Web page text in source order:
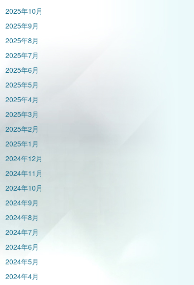
2025年10月
2025年9月
2025年8月
2025年7月
2025年6月
2025年5月
2025年4月
2025年3月
2025年2月
2025年1月
2024年12月
2024年11月
2024年10月
2024年9月
2024年8月
2024年7月
2024年6月
2024年5月
2024年4月